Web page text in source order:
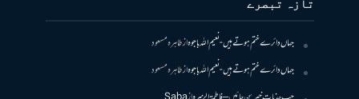
تازہ تبصرے
جہاں دائرے ختم ہوتے ہیں- نعیم اللہ باجوہازطاہرہ مسعود
جہاں دائرے ختم ہوتے ہیں- نعیم اللہ باجوہازطاہرہ مسعود